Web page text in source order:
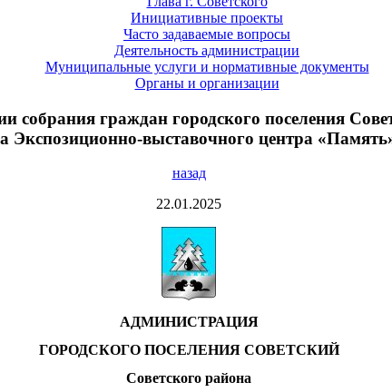
Инициативные проекты
Часто задаваемые вопросы
Деятельность администрации
Муниципальные услуги и нормативные документы
Органы и организации
граждан городского поселения
Экспозиционно-выставочного центра
назад
22.01.2025
АДМИНИСТРАЦИЯ
ГОРОДСКОГО ПОСЕЛЕНИЯ СОВЕТСКИЙ
Советского района